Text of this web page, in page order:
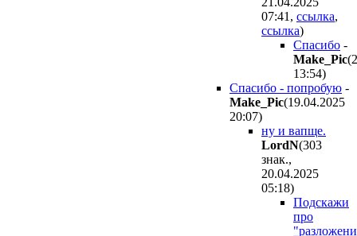
07:41 , ссылка,
ссылка)
Спасибо -
Make_Pic
13:54)
Спасибо - попробую -
Make_Pic(19.04.2025
20:07)
ну и вапще.
LordN(303
знак.,
20.04.2025
05:18)
Подскажи
про